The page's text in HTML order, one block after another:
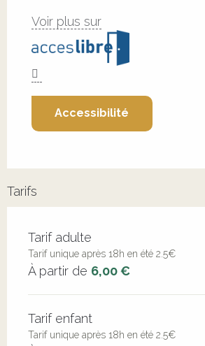
Voir plus sur
Accessibilité
Tarifs
Tarifs 2026
Tarif adulte
Tarif unique après 18h en été 2.5€
À partir de 6,00 €
Tarif enfant
Tarif unique après 18h en été 2.5€